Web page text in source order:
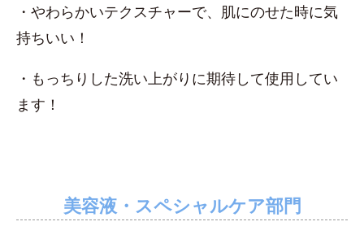
・やわらかいテクスチャーで、肌にのせた時に気
持ちいい！
・もっちりした洗い上がりに期待して使用してい
ます！
美容液・スペシャルケア部門